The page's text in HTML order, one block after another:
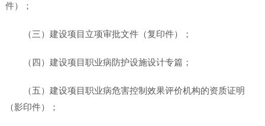
件）；
（三）建设项目立项审批文件（复印件）；
（四）建设项目职业病防护设施设计专篇；
（五）建设项目职业病危害控制效果评价机构的资质证明
（影印件）；